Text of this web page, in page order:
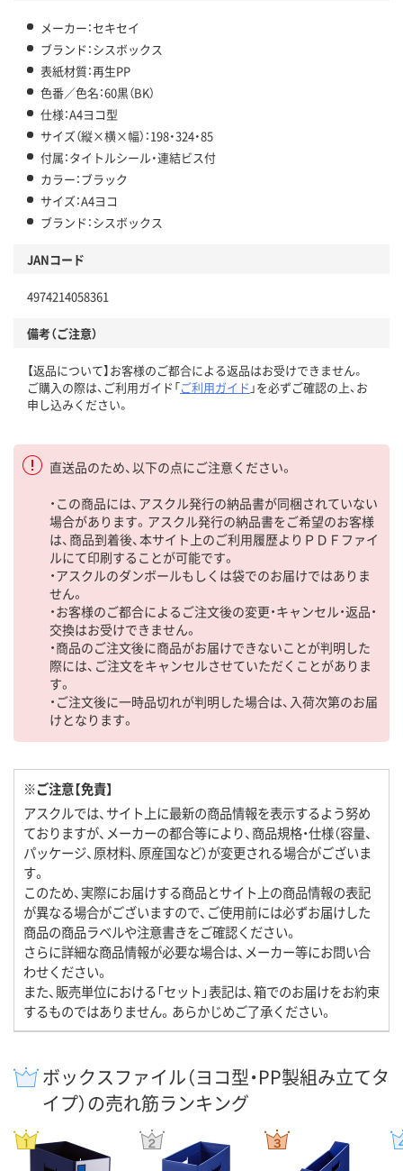
メーカー：セキセイ
ブランド：シスボックス
表紙材質：再生PP
色番／色名：60黒（BK）
仕様：A4ヨコ型
サイズ（縦×横×幅）：198・324・85
付属：タイトルシール・連結ビス付
カラー：ブラック
サイズ：A4ヨコ
ブランド：シスボックス
JANコード
4974214058361
備考（ご注意）
【返品について】お客様のご都合による返品はお受けできません。
ご購入の際は、ご利用ガイド「ご利用ガイド 」を必ずご確認の上、お
申し込みください。
直送品のため、以下の点にご注意ください。
・この商品には、アスクル発行の納品書が同梱されていない
場合があります。アスクル発行の納品書をご希望のお客様
は、商品到着後、本サイト上のご利用履歴よりＰＤＦファイ
ルにて印刷することが可能です。
・アスクルのダンボールもしくは袋でのお届けではありま
せん。
・お客様のご都合によるご注文後の変更・キャンセル・返品・
交換はお受けできません。
・商品のご注文後に商品がお届けできないことが判明した
際には、ご注文をキャンセルさせていただくことがありま
す。
・ご注文後に一時品切れが判明した場合は、入荷次第のお届
けとなります。
※ご注意【免責】
アスクルでは、サイト上に最新の商品情報を表示するよう努め
ておりますが、メーカーの都合等により、商品規格・仕様（容量、
パッケージ、原材料、原産国など）が変更される場合がございま
す。
このため、実際にお届けする商品とサイト上の商品情報の表記
が異なる場合がございますので、ご使用前には必ずお届けした
商品の商品ラベルや注意書きをご確認ください。
さらに詳細な商品情報が必要な場合は、メーカー等にお問い合
わせください。
また、販売単位における「セット」表記は、箱でのお届けをお約束
するものではありません。あらかじめご了承ください。
ボックスファイル（ヨコ型・PP製組み立てタ
イプ）の売れ筋ランキング